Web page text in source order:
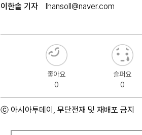
이한솔 기자 lhansoll@naver.com
좋아요
0
슬퍼요
0
ⓒ 아시아투데이, 무단전재 및 재배포 금지